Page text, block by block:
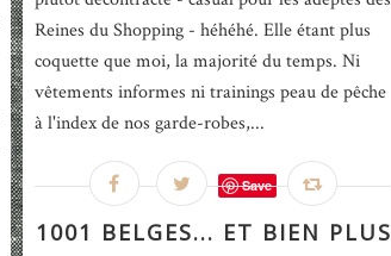
Reines du Shopping - héhéhé. Elle étant plus
coquette que moi, la majorité du temps. Ni
vêtements informes ni trainings peau de pêche
à l'index de nos garde-robes,...
Save
1001 BELGES... ET BIEN PLUS